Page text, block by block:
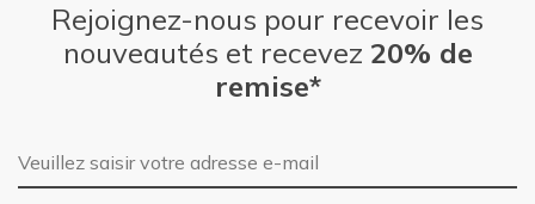
Rejoignez-nous pour recevoir les
nouveautés et recevez 20% de
remise*
Adresse e-mail